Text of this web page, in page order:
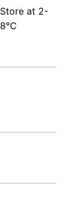
Store at 2-
8℃